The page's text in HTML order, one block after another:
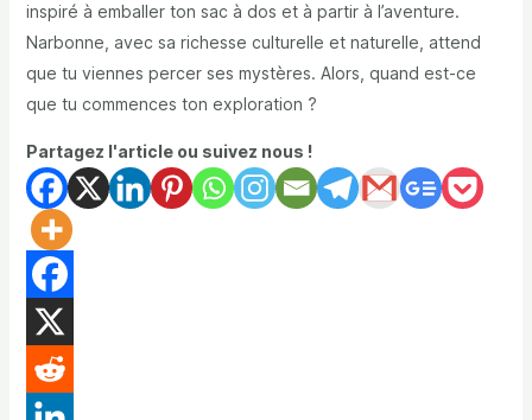
inspiré à emballer ton sac à dos et à partir à l’aventure.
Narbonne, avec sa richesse culturelle et naturelle, attend
que tu viennes percer ses mystères. Alors, quand est-ce
que tu commences ton exploration ?
Partagez l'article ou suivez nous !